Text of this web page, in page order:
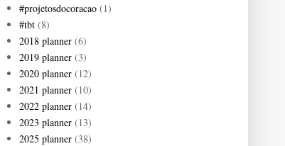
#projetosdocoracao (1)
#tbt (8)
2018 planner (6)
2019 planner (3)
2020 planner (12)
2021 planner (10)
2022 planner (14)
2023 planner (13)
2025 planner (38)